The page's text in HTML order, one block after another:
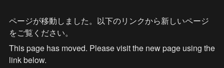
ページが移動しました。以下のリンクから新しいページ
をご覧ください。
This page has moved. Please visit the new page using the
link below.